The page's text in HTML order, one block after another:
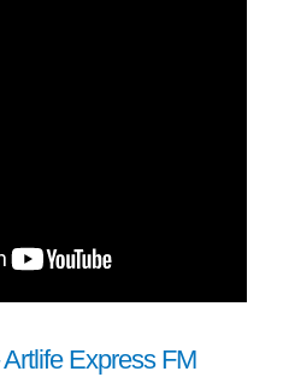
Express FM